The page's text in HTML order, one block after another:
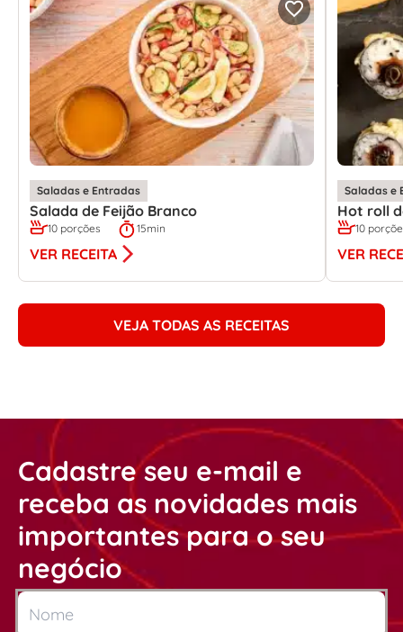
Saladas e Entradas
Salada de Feijão Branco
10 porções 15min
VER RECEITA
Saladas e
Hot roll
10
VER
VEJA TODAS AS RECEITAS
Cadastre seu e-mail e
receba as novidades mais
importantes para o seu
negócio